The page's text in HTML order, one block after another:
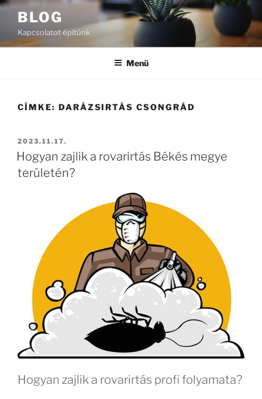
Tartalomhoz
BLOG
Kapcsolatot építünk
Menü
CÍMKE: DARÁZSIRTÁS CSONGRÁD
BEKÜLDVE:
2023.11.17.
Hogyan zajlik a rovarirtás Békés megye
területén?
Hogyan zajlik a rovarirtás profi folyamata?